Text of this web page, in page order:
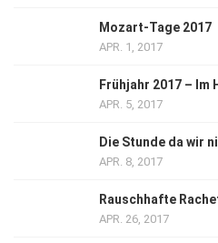
Mozart-Tage 2017
APR. 1, 2017
Frühjahr 2017 –
APR. 5, 2017
Die Stunde da wir
APR. 8, 2017
Rauschhafte
APR. 26, 2017